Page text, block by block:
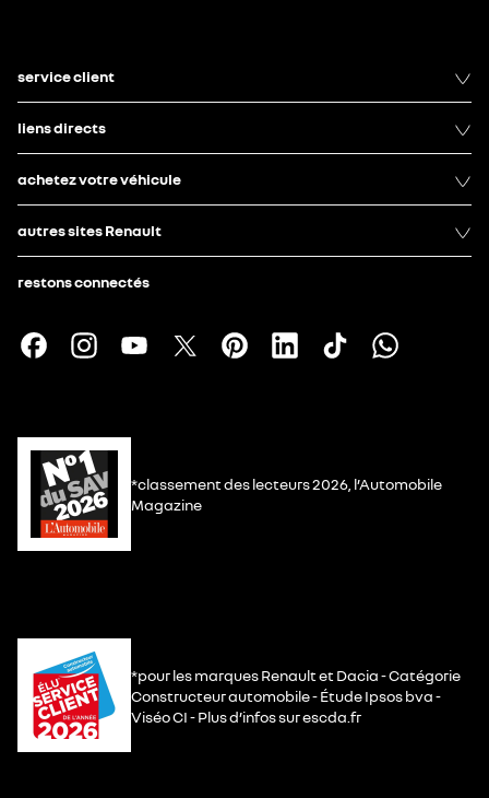
service client
liens directs
achetez votre véhicule
autres sites Renault
restons connectés
*classement des lecteurs 2026, l’Automobile
Magazine
*pour les marques Renault et Dacia - Catégorie
Constructeur automobile - Étude Ipsos bva -
Viséo CI - Plus d’infos sur escda.fr